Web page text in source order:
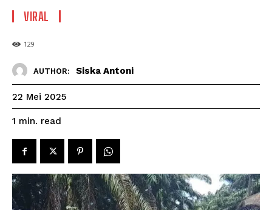
VIRAL
129
AUTHOR: Siska Antoni
22 Mei 2025
1 min. read